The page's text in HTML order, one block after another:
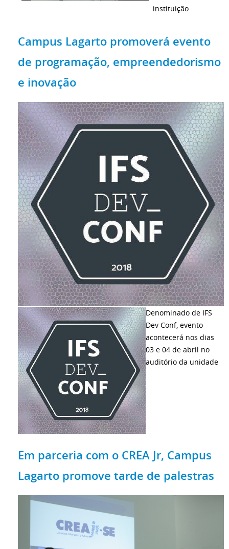
instituição
Campus Lagarto promoverá evento
de programação, empreendedorismo
e inovação
Denominado de IFS
Dev Conf, evento
acontecerá nos dias
03 e 04 de abril no
auditório da unidade
Em parceria com o CREA Jr, Campus
Lagarto promove tarde de palestras